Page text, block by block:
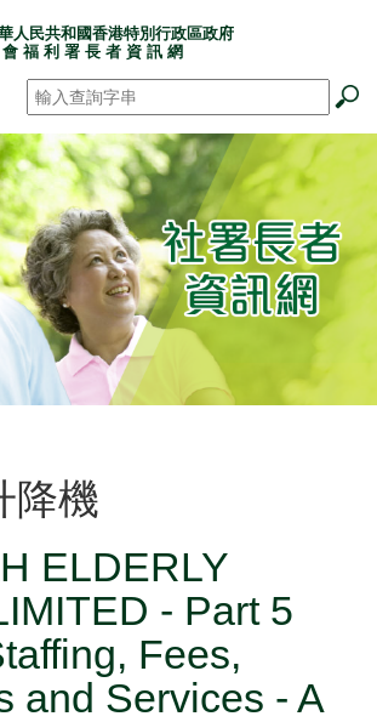
人民共和國香港特別行政區政府
福 利 署 長 者 資 訊 網
搜尋 *
降機
ELDERLY
- Part 5
Fees,
and Services - A